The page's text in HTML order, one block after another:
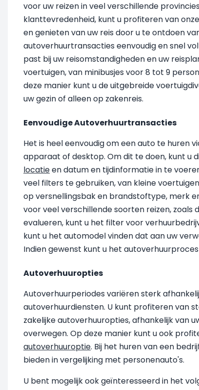
voor uw reizen in veel verschillende
klanttevredenheid, kunt u profiteren van
en genieten van uw reis door u te ontdoen
autoverhuurtransacties eenvoudig en snel
past bij uw reisomstandigheden en uw
voertuigen, van minibusjes voor 8 tot 9
deze manier kunt u de uitgebreide
uw gezin of alleen op zakenreis.
Eenvoudige Autoverhuurtransacties
Het is heel eenvoudig om een auto te huren
apparaat of desktop. Om dit te doen, kunt u
locatieen datum en tijdinformatie in te
veel filters te gebruiken, van kleine
op versnellingsbak en brandstoftype, merk
voor veel verschillende soorten reizen,
evalueren, kunt u het filter voor
kunt u het automodel vinden dat aan uw
Indien gewenst kunt u het
Autoverhuuropties
Autoverhuurperiodes variëren sterk
autoverhuurdiensten. U kunt profiteren van
zakelijke autoverhuuropties, afhankelijk van
overwegen. Op deze manier kunt u ook
autoverhuuroptie. Bij het huren van een
bieden in vergelijking met personenauto's.
U bent mogelijk ook geïnteresseerd in het